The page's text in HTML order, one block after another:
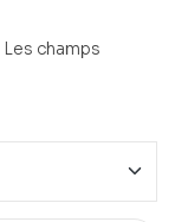
Les champs